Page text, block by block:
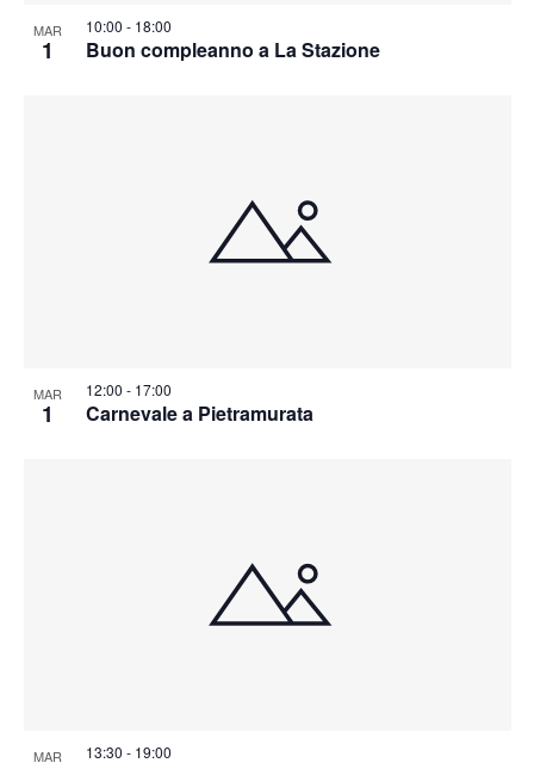
MAR
1 Buon compleanno a La Stazione
10:00 - 18:00
MAR
1 Carnevale a Pietramurata
12:00 - 17:00
MAR 13:30 - 19:00